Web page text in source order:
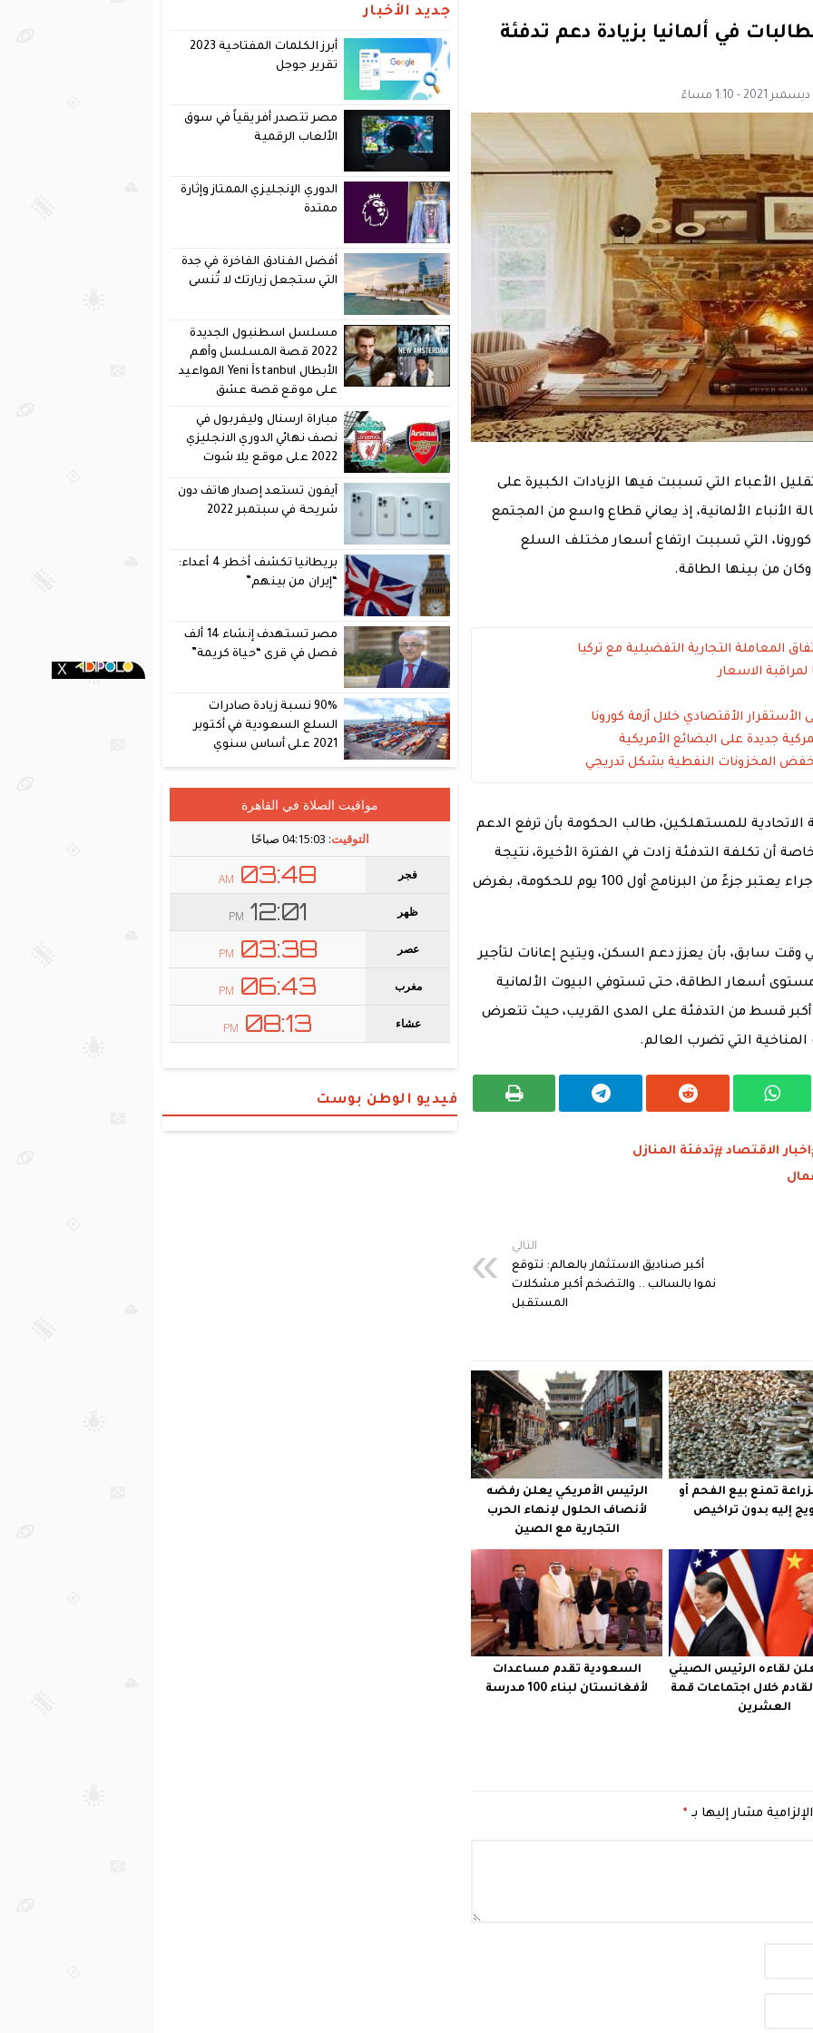
في ألمانيا بزيادة دعم تدفئة
الأعباء التي تسببت فيها الزيادات الكبيرة على
الأنباء الألمانية، إذ يعاني قطاع واسع من المجتمع
كورونا، التي تسببت ارتفاع أسعار مختلف السلع
من بينها الطاقة.
المعاملة التجارية التفضيلية مع تركيا
الاسعار
الأقتصادي خلال أزمة كورونا
جديدة على البضائع الأمريكية
المخزونات النفطية بشكل تدريجي
للمستهلكين، طالب الحكومة بأن ترفع الدعم
أن تكلفة التدفئة زادت في الفترة الأخيرة، نتيجة
لزيادة أسعار الطاقة، لافتًا إلى أن ذلك الإجراء يعتبر جزءً من البرنامج أول 100 يوم للحكومة، بغرض
وقت سابق، بأن يعزز دعم السكن، ويتيح إعانات لتأجير
أسعار الطاقة، حتى تستوفي البيوت الألمانية
أكبر قسط من التدفئة على المدى القريب، حيث تتعرض
التي تضرب العالم.
اخبار الاقتصاد
تدفئة المنازل
التالي
أكبر صناديق الاستثمار بالعالم: نتوقع
نموا بالسالب .. والتضخم أكبر مشكلات
المستقبل
تمنع بيع الفحم أو
إليه بدون تراخيص
الرئيس الأمريكي يعلن رفضه
لأنصاف الحلول لإنهاء الحرب
التجارية مع الصين
لقاءه الرئيس الصيني
خلال اجتماعات قمة
العشرين
السعودية تقدم مساعدات
لأفغانستان لبناء 100 مدرسة
مشار إليها بـ *
جديد الأخبار
أبرز الكلمات المفتاحية 2023
تقرير جوجل
مصر تتصدر أفريقياً في سوق
الألعاب الرقمية
الدوري الإنجليزي الممتاز وإثارة
ممتدة
أفضل الفنادق الفاخرة في جدة
التي ستجعل زيارتك لا تُنسى
مسلسل اسطنبول الجديدة
2022 قصة المسلسل وأهم
الأبطال Yeni İstanbul المواعيد
على موقع قصة عشق
مباراة ارسنال وليفربول في
نصف نهائي الدوري الانجليزي
2022 على موقع يلا شوت
آيفون تستعد إصدار هاتف دون
شريحة في سبتمبر 2022
بريطانيا تكشف أخطر 4 أعداء:
“إيران من بينهم”
مصر تستهدف إنشاء 14 ألف
فصل في قرى “حياة كريمة”
90% نسبة زيادة صادرات
السلع السعودية في أكتوبر
2021 على أساس سنوي
فيديو الوطن بوست